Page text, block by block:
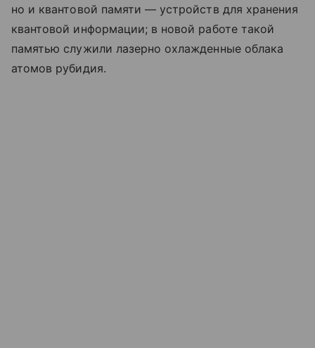
но и квантовой памяти — устройств для хранения
квантовой информации; в новой работе такой
памятью служили лазерно охлажденные облака
атомов рубидия.